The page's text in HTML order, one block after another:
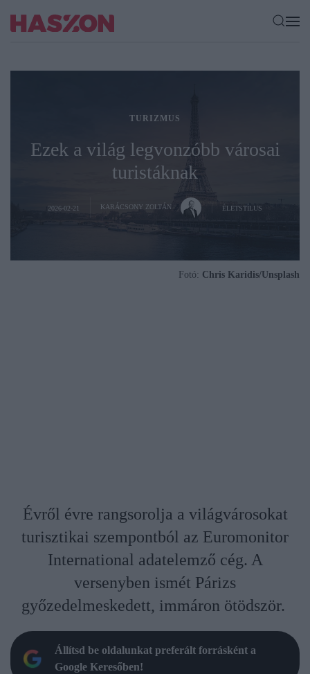
TURIZMUS
Ezek a világ legvonzóbb városai
turistáknak
2026-02-21 KARÁCSONY ZOLTÁN ÉLETSTÍLUS
Fotó: Chris Karidis/Unsplash
Évről évre rangsorolja a világvárosokat
turisztikai szempontból az Euromonitor
International adatelemző cég. A
versenyben ismét Párizs
győzedelmeskedett, immáron ötödször.
Állítsd be oldalunkat preferált forrásként a
Google Keresőben!